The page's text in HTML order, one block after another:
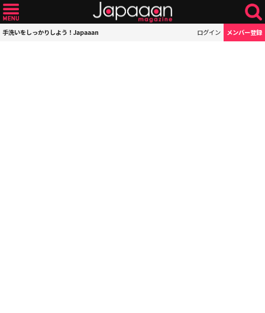
手洗いをしっかりしよう！Japaaan ログイン メンバー登録